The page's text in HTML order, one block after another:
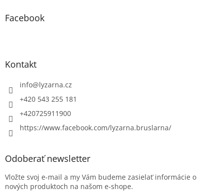
Facebook
Kontakt
info@lyzarna.cz
+420 543 255 181
+420725911900
https://www.facebook.com/lyzarna.bruslarna/
Odoberať newsletter
Vložte svoj e-mail a my Vám budeme zasielať informácie o
nových produktoch na našom e-shope.